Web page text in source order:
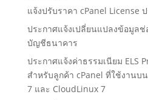
แจ้งปรับราคา cPanel License
ประกาศแจ้งเปลี่ยนแปลงข้อมูลช่
บัญชีธนาคาร
ประกาศแจ้งค่าธรรมเนียม ELS
สำหรับลูกค้า cPanel ที่ใช้งานบ
7 และ CloudLinux 7